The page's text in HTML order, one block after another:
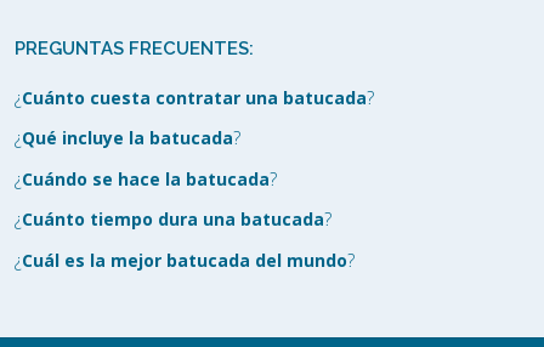
PREGUNTAS FRECUENTES:
¿Cuánto cuesta contratar una batucada?
¿Qué incluye la batucada?
¿Cuándo se hace la batucada?
¿Cuánto tiempo dura una batucada?
¿Cuál es la mejor batucada del mundo?